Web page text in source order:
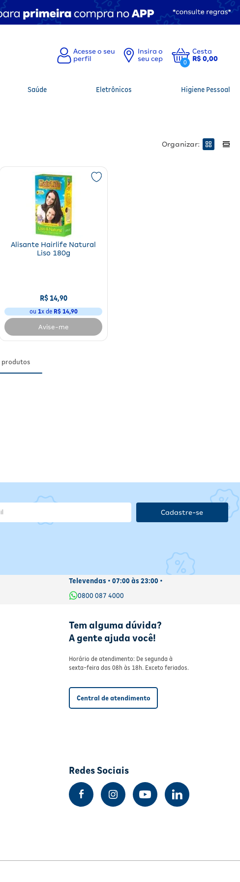
Insira o
seu cep
0
Cesta
R$ 0,00
Saúde Eletrônicos Higiene Pessoal
Organizar:
Alisante Hairlife Natural
Liso 180g
R$ 14,90
ou 1x de R$ 14,90
Avise-me
produtos
Cadastre-se
Televendas • 07:00 às 23:00 •
0800 087 4000
Tem alguma dúvida?
A gente ajuda você!
Horário de atendimento: De segunda à
sexta-feira das 08h às 18h. Exceto feriados.
Central de atendimento
Redes Sociais